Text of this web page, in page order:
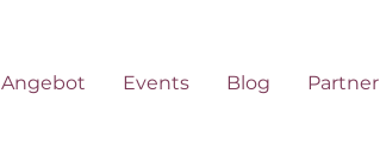
Angebot Events Blog Partner